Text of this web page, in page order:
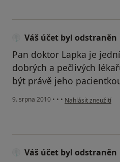
Váš účet byl odstraněn
Pan doktor Lapka je
dobrých a pečlivých
být právě jeho
9. srpna 2010 • • • podle názoru
Nahlásit zneužití
Váš účet byl odstraněn